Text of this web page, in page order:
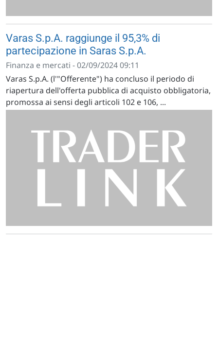
Varas S.p.A. raggiunge il 95,3% di
partecipazione in Saras S.p.A.
Finanza e mercati - 02/09/2024 09:11
Varas S.p.A. (l'"Offerente") ha concluso il periodo di
riapertura dell'offerta pubblica di acquisto obbligatoria,
promossa ai sensi degli articoli 102 e 106, ...